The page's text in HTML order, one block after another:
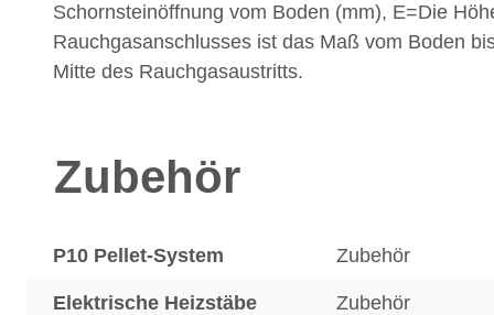
Schornsteinöffnung vom Boden (mm), E=Die
Rauchgasanschlusses ist das Maß vom Boden
Mitte des Rauchgasaustritts.
Zubehör
P10 Pellet-System Zubehör
Elektrische Heizstäbe Zubehör